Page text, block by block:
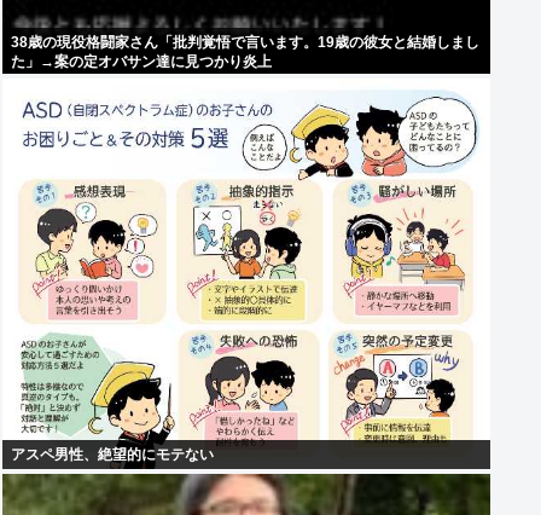
38歳の現役格闘家さん「批判覚悟で言います。19歳の彼女と結婚しまし
た」→案の定オバサン達に見つかり炎上
アスペ男性、絶望的にモテない